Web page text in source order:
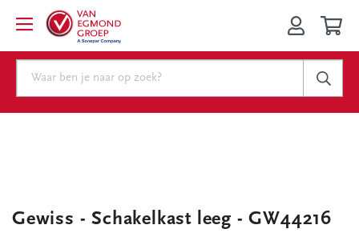
Gewiss - Schakelkast leeg - GW44216